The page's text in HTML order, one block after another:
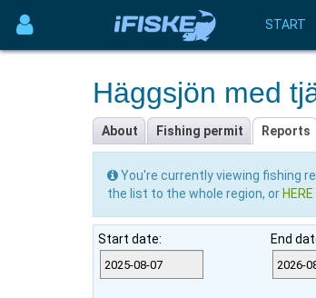
START
Häggsjön med
About Fishing permit Reports
You're currently viewing fishing
the list to the whole region, or HERE
Start date: End